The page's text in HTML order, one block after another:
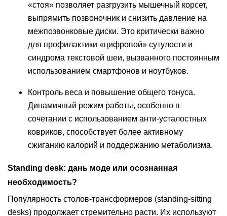
«стоя» позволяет разгрузить мышечный корсет,
выпрямить позвоночник и снизить давление на
межпозвонковые диски. Это критически важно
для профилактики «цифровой» сутулости и
синдрома текстовой шеи, вызванного постоянным
использованием смартфонов и ноутбуков.
Контроль веса и повышение общего тонуса.
Динамичный режим работы, особенно в
сочетании с использованием анти-усталостных
ковриков, способствует более активному
сжиганию калорий и поддержанию метаболизма.
Standing desk: дань моде или осознанная
необходимость?
Популярность столов-трансформеров (standing-sitting
desks) продолжает стремительно расти. Их используют